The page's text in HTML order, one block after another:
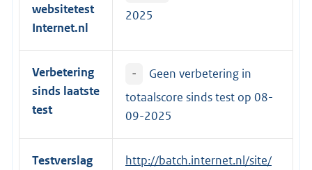
websitetest
Internet.nl
2025
Verbetering
sinds laatste
test
-
Geen verbetering in
totaalscore sinds test op 08-
09-2025
Testverslag
E
http://batch.internet.nl/site/